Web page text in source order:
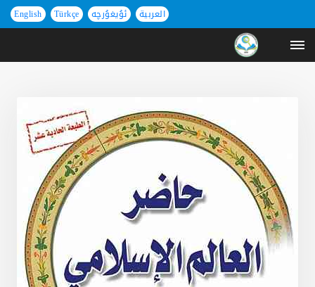
English Türkçe ئۇيغۇرچە العربية